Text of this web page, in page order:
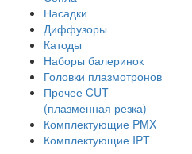
Насадки
Диффузоры
Катоды
Наборы балеринок
Головки плазмотронов
Прочее CUT
(плазменная резка)
Комплектующие PMX
Комплектующие IPT